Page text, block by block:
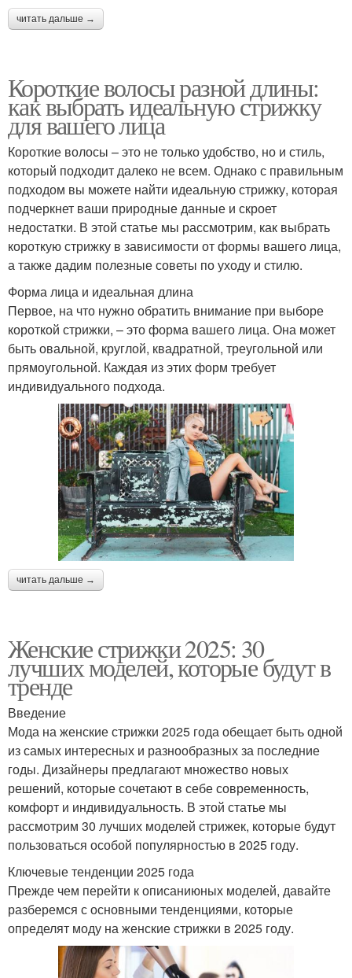
читать дальше →
Короткие волосы разной длины:
как выбрать идеальную стрижку
для вашего лица
Короткие волосы – это не только удобство, но и стиль,
который подходит далеко не всем. Однако с правильным
подходом вы можете найти идеальную стрижку, которая
подчеркнет ваши природные данные и скроет
недостатки. В этой статье мы рассмотрим, как выбрать
короткую стрижку в зависимости от формы вашего лица,
а также дадим полезные советы по уходу и стилю.
Форма лица и идеальная длина
Первое, на что нужно обратить внимание при выборе
короткой стрижки, – это форма вашего лица. Она может
быть овальной, круглой, квадратной, треугольной или
прямоугольной. Каждая из этих форм требует
индивидуального подхода.
читать дальше →
Женские стрижки 2025: 30
лучших моделей, которые будут в
тренде
Введение
Мода на женские стрижки 2025 года обещает быть одной
из самых интересных и разнообразных за последние
годы. Дизайнеры предлагают множество новых
решений, которые сочетают в себе современность,
комфорт и индивидуальность. В этой статье мы
рассмотрим 30 лучших моделей стрижек, которые будут
пользоваться особой популярностью в 2025 году.
Ключевые тенденции 2025 года
Прежде чем перейти к описаниюных моделей, давайте
разберемся с основными тенденциями, которые
определят моду на женские стрижки в 2025 году.